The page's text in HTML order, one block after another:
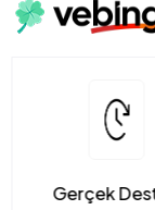
Gerçek